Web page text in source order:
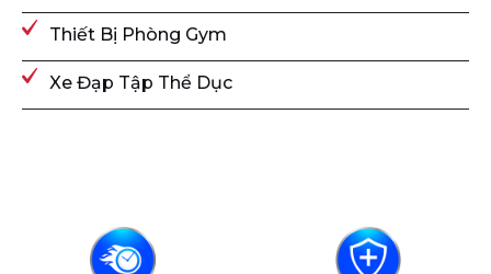
Thiết Bị Phòng Gym
Xe Đạp Tập Thể Dục